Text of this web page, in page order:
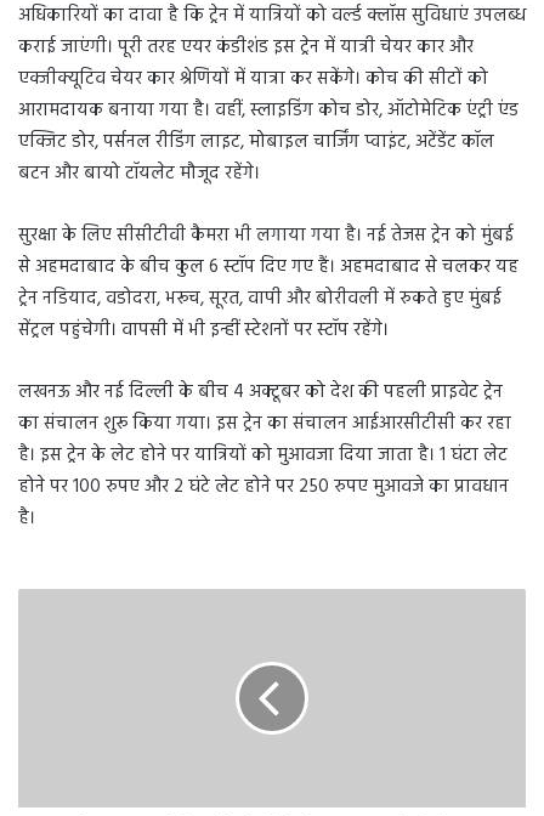
अधिकारियों का दावा है कि ट्रेन में यात्रियों को वर्ल्ड क्लॉस सुविधाएं उपलब्ध
कराई जाएंगी। पूरी तरह एयर कंडीशंड इस ट्रेन में यात्री चेयर कार और
एक्जीक्यूटिव चेयर कार श्रेणियों में यात्रा कर सकेंगे। कोच की सीटों को
आरामदायक बनाया गया है। वहीं, स्लाइडिंग कोच डोर, ऑटोमेटिक एंट्री एंड
एक्जिट डोर, पर्सनल रीडिंग लाइट, मोबाइल चार्जिंग प्वाइंट, अटेंडेंट कॉल
बटन और बायो टॉयलेट मौजूद रहेंगे।
सुरक्षा के लिए सीसीटीवी कैमरा भी लगाया गया है। नई तेजस ट्रेन को मुंबई
से अहमदाबाद के बीच कुल 6 स्टॉप दिए गए हैं। अहमदाबाद से चलकर यह
ट्रेन नडियाद, वडोदरा, भरूच, सूरत, वापी और बोरीवली में रुकते हुए मुंबई
सेंट्रल पहुंचेगी। वापसी में भी इन्हीं स्टेशनों पर स्टॉप रहेंगे।
लखनऊ और नई दिल्ली के बीच 4 अक्टूबर को देश की पहली प्राइवेट ट्रेन
का संचालन शुरू किया गया। इस ट्रेन का संचालन आईआरसीटीसी कर रहा
है। इस ट्रेन के लेट होने पर यात्रियों को मुआवजा दिया जाता है। 1 घंटा लेट
होने पर 100 रुपए और 2 घंटे लेट होने पर 250 रुपए मुआवजे का प्रावधान
है।